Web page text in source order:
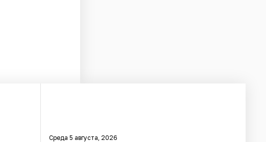
Среда 5 августа, 2026